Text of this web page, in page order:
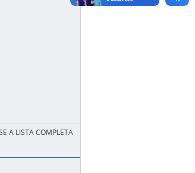
A LISTA COMPLETA